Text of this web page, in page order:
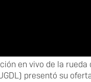
en vivo de la
presentó su